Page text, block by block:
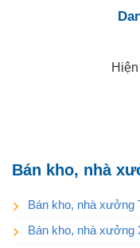
Bán kho, nhà
Bán kho, nhà
Bán kho, nhà xưởng